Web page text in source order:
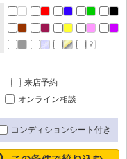
来店予約
オンライン相談
コンディションシート付き